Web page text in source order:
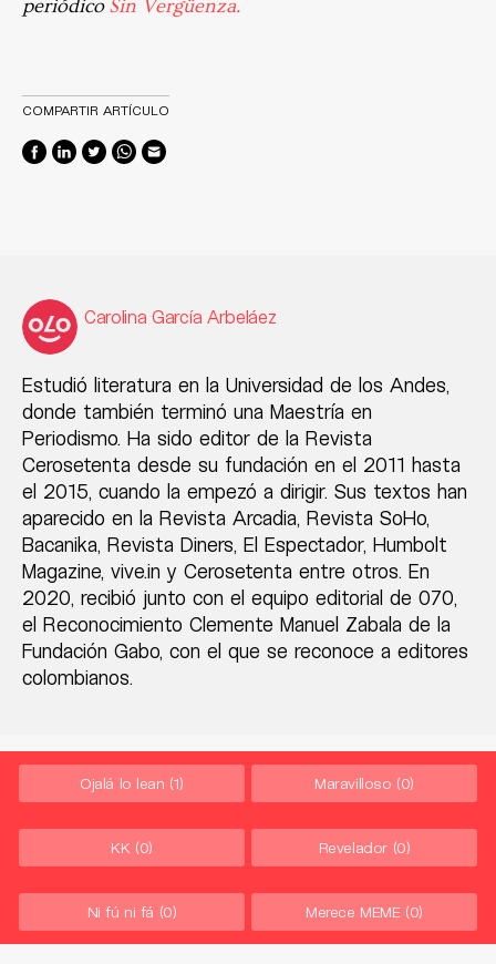
periódicoSin Vergüenza.
COMPARTIR ARTÍCULO
Carolina García Arbeláez
Estudió literatura en la Universidad de los Andes,
donde también terminó una Maestría en
Periodismo. Ha sido editor de la Revista
Cerosetenta desde su fundación en el 2011 hasta
el 2015, cuando la empezó a dirigir. Sus textos han
aparecido en la Revista Arcadia, Revista SoHo,
Bacanika, Revista Diners, El Espectador, Humbolt
Magazine, vive.in y Cerosetenta entre otros. En
2020, recibió junto con el equipo editorial de 070,
el Reconocimiento Clemente Manuel Zabala de la
Fundación Gabo, con el que se reconoce a editores
colombianos.
Ojalá lo lean (1) Maravilloso (0)
KK (0) Revelador (0)
Ni fú ni fá (0) Merece MEME (0)